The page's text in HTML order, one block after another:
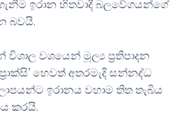
ඉරාන හිතවාදී බලවේගයන්ගේ
බවයි.
වශයෙන් මූල්‍ය ප්‍රතිපාදන
හෙවත් අතරමැදි සන්නද්ධ
ඉරානය වහාම තිත තැබිය
කරයි.